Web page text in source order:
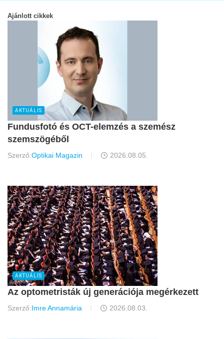
Ajánlott cikkek
AKTUÁLIS
Fundusfotó és OCT-elemzés a szemész
szemszögéből
Szerző:Optikai Magazin 2026.08.05.
AKTUÁLIS
Az optometristák új generációja megérkezett
Szerző:Imre Annamária 2026.08.03.